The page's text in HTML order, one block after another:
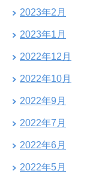
2023年2月
2023年1月
2022年12月
2022年10月
2022年9月
2022年7月
2022年6月
2022年5月